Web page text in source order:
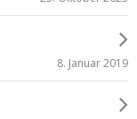
8. Januar 2019